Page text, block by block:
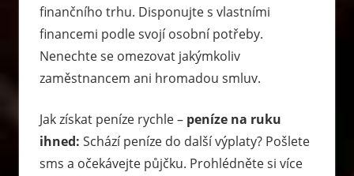
finančního trhu. Disponujte s vlastními
financemi podle svojí osobní potřeby.
Nenechte se omezovat jakýmkoliv
zaměstnancem ani hromadou smluv.
Jak získat peníze rychle – peníze na ruku
ihned: Schází peníze do další výplaty? Pošlete
sms a očekávejte půjčku. Prohlédněte si více